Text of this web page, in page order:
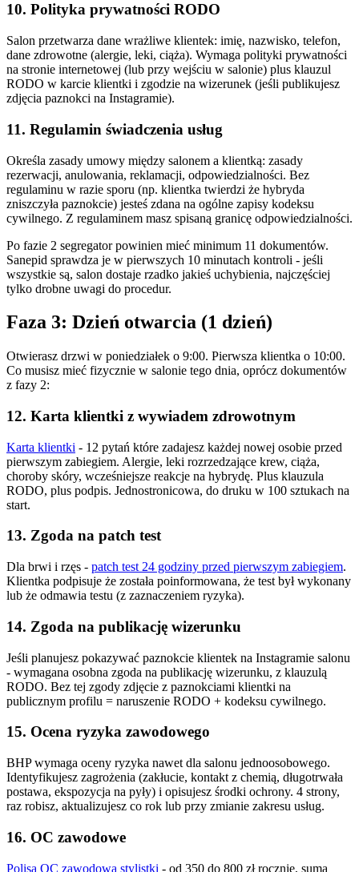
10. Polityka prywatności RODO
Salon przetwarza dane wrażliwe klientek: imię, nazwisko, telefon,
dane zdrowotne (alergie, leki, ciąża). Wymaga polityki prywatności
na stronie internetowej (lub przy wejściu w salonie) plus klauzul
RODO w karcie klientki i zgodzie na wizerunek (jeśli publikujesz
zdjęcia paznokci na Instagramie).
11. Regulamin świadczenia usług
Określa zasady umowy między salonem a klientką: zasady
rezerwacji, anulowania, reklamacji, odpowiedzialności. Bez
regulaminu w razie sporu (np. klientka twierdzi że hybryda
zniszczyła paznokcie) jesteś zdana na ogólne zapisy kodeksu
cywilnego. Z regulaminem masz spisaną granicę odpowiedzialności.
Po fazie 2 segregator powinien mieć minimum 11 dokumentów.
Sanepid sprawdza je w pierwszych 10 minutach kontroli - jeśli
wszystkie są, salon dostaje rzadko jakieś uchybienia, najczęściej
tylko drobne uwagi do procedur.
Faza 3: Dzień otwarcia (1 dzień)
Otwierasz drzwi w poniedziałek o 9:00. Pierwsza klientka o 10:00.
Co musisz mieć fizycznie w salonie tego dnia, oprócz dokumentów
z fazy 2:
12. Karta klientki z wywiadem zdrowotnym
Karta klientki - 12 pytań które zadajesz każdej nowej osobie przed
pierwszym zabiegiem. Alergie, leki rozrzedzające krew, ciąża,
choroby skóry, wcześniejsze reakcje na hybrydę. Plus klauzula
RODO, plus podpis. Jednostronicowa, do druku w 100 sztukach na
start.
13. Zgoda na patch test
Dla brwi i rzęs - patch test 24 godziny przed pierwszym zabiegiem.
Klientka podpisuje że została poinformowana, że test był wykonany
lub że odmawia testu (z zaznaczeniem ryzyka).
14. Zgoda na publikację wizerunku
Jeśli planujesz pokazywać paznokcie klientek na Instagramie salonu
- wymagana osobna zgoda na publikację wizerunku, z klauzulą
RODO. Bez tej zgody zdjęcie z paznokciami klientki na
publicznym profilu = naruszenie RODO + kodeksu cywilnego.
15. Ocena ryzyka zawodowego
BHP wymaga oceny ryzyka nawet dla salonu jednoosobowego.
Identyfikujesz zagrożenia (zakłucie, kontakt z chemią, długotrwała
postawa, ekspozycja na pyły) i opisujesz środki ochrony. 4 strony,
raz robisz, aktualizujesz co rok lub przy zmianie zakresu usług.
16. OC zawodowe
Polisa OC zawodowa stylistki - od 350 do 800 zł rocznie, suma